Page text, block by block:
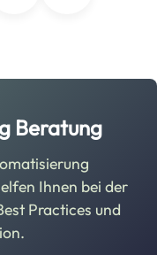
Beratung
Ihnen bei der
Practices und